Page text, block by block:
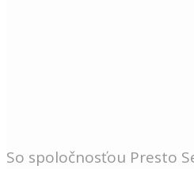
So spoločnosťou Presto